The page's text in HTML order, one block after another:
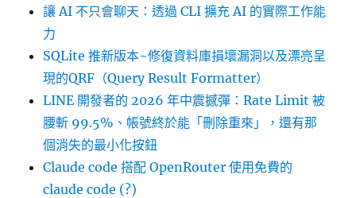
讓 AI 不只會聊天：透過 CLI 擴充 AI 的實際工作能
力
SQLite 推新版本~修復資料庫損壞漏洞以及漂亮呈
現的QRF（Query Result Formatter）
LINE 開發者的 2026 年中震撼彈：Rate Limit 被
腰斬 99.5%、帳號終於能「刪除重來」，還有那
個消失的最小化按鈕
Claude code 搭配 OpenRouter 使用免費的
claude code (?)